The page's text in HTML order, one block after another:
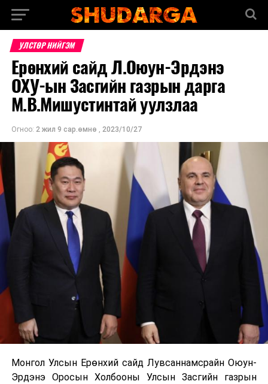
УЛСТӨР НИЙГЭМ
Ерөнхий сайд Л.Оюун-Эрдэнэ
ОХУ-ын Засгийн газрын дарга
М.В.Мишустинтай уулзлаа
Огноо: 2 жил 9 сар.өмнө , 2023/10/27
Монгол Улсын Ерөнхий сайд Лувсаннамсрайн Оюун-
Эрдэнэ Оросын Холбооны Улсын Засгийн газрын